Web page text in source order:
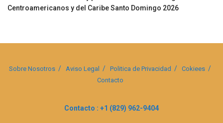
Centroamericanos y del Caribe Santo Domingo 2026
Sobre Nosotros Aviso Legal Politica de Privacidad
Cokiees
Contacto
Contacto : +1 (829) 962-9404